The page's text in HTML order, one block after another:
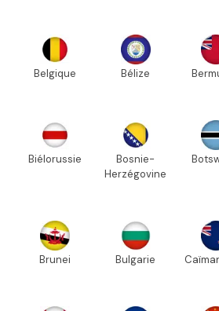
Belgique Bélize
Biélorussie
Bosnie-
Herzégovine
Brunei Bulgarie